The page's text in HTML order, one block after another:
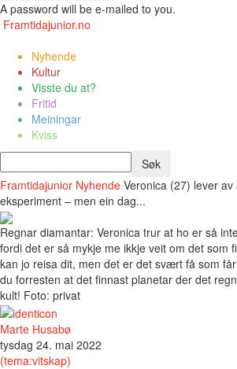
A password will be e-mailed to you.
Framtidajunior.no
Nyhende
Kultur
Visste du at?
Fritid
Meiningar
Kviss
Framtidajunior Nyhende Veronica (27) lever
eksperiment – men ein dag...
Regnar diamantar: Veronica trur at ho er så
fordi det er så mykje me ikkje veit om det som
kan jo reisa dit, men det er det svært få som
du forresten at det finnast planetar der det
kult! Foto: privat
Marte Husabø
tysdag 24. mai 2022
(tema:vitskap)